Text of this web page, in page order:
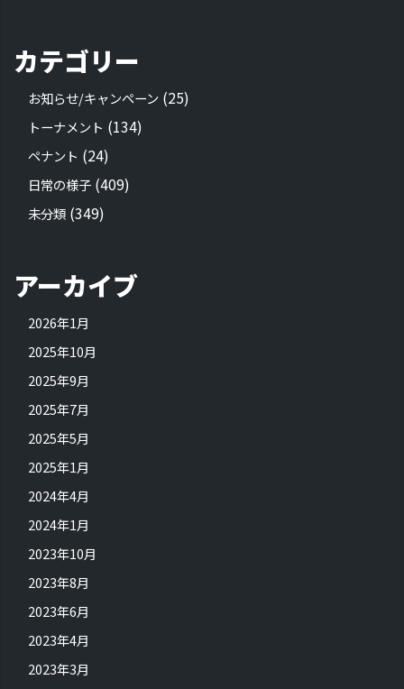
カテゴリー
お知らせ/キャンペーン (25)
トーナメント (134)
ペナント (24)
日常の様子 (409)
未分類 (349)
アーカイブ
2026年1月
2025年10月
2025年9月
2025年7月
2025年5月
2025年1月
2024年4月
2024年1月
2023年10月
2023年8月
2023年6月
2023年4月
2023年3月